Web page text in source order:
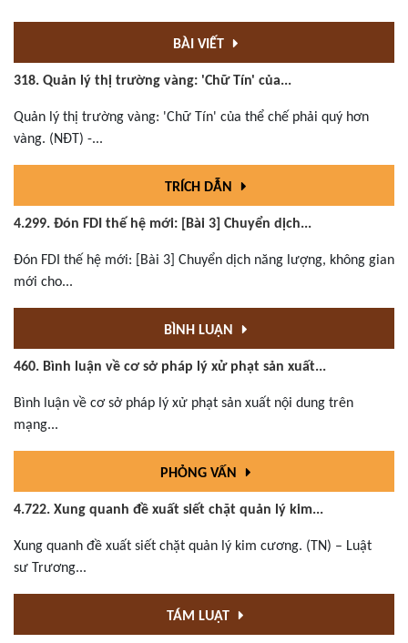
BÀI VIẾT
318. Quản lý thị trường vàng: 'Chữ Tín' của...
Quản lý thị trường vàng: 'Chữ Tín' của thể chế phải quý hơn
vàng. (NĐT) -...
TRÍCH DẪN
4.299. Đón FDI thế hệ mới: [Bài 3] Chuyển dịch...
Đón FDI thế hệ mới: [Bài 3] Chuyển dịch năng lượng, không gian
mới cho...
BÌNH LUẬN
460. Bình luận về cơ sở pháp lý xử phạt sản xuất...
Bình luận về cơ sở pháp lý xử phạt sản xuất nội dung trên
mạng...
PHỎNG VẤN
4.722. Xung quanh đề xuất siết chặt quản lý kim...
Xung quanh đề xuất siết chặt quản lý kim cương. (TN) – Luật
sư Trương...
TÁM LUẬT